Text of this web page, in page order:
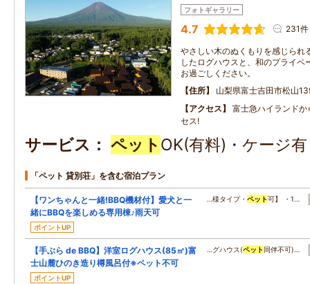
フォトギャラリー
4.7 231件
やさしい木のぬくもりを感じられ
したログハウスと、和のプライベ
お過ごしください。
住所
山梨県富士吉田市松山
アクセス
富士急ハイランド
セス!
サービス ペット OK(有料)・ケージ
「ペット 貸別荘」を含む宿泊プラン
【ワンちゃんと一緒!BBQ機材付】愛犬と一
緒にBBQを楽しめる専用棟♪雨天可
ポイントUP
…様タイプ・ ペット可】 ・1…
【手ぶら de BBQ】洋室ログハウス(85㎡)富
士山麓ひのき造り樽風呂付※ペット不可
ポイントUP
…グハウス(ペット 同伴不可)…